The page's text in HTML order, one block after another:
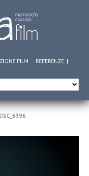
FILM | REFERENZE |
DSC_6396